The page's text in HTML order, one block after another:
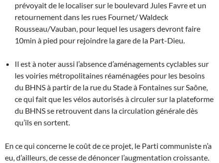
prévoyait de le localiser sur le boulevard Jules Favre et un
retournement dans les rues Fournet/ Waldeck
Rousseau/Vauban, pour lequel les usagers devront faire
10min à pied pour rejoindre la gare de la Part-Dieu.
Il est à noter aussi l’absence d’aménagements cyclables sur
les voiries métropolitaines réaménagées pour les besoins
du BHNS à partir de la rue du Stade à Fontaines sur Saône,
ce qui fait que les vélos autorisés à circuler sur la plateforme
du BHNS se retrouvent dans la circulation générale dès
qu’ils en sortent.
En ce qui concerne le coût de ce projet, le Parti communiste n’a
eu, d’ailleurs, de cesse de dénoncer l’augmentation croissante.